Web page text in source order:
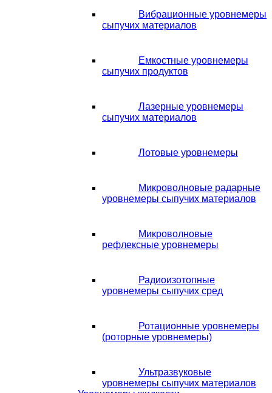
Вибрационные уровнемеры
сыпучих материалов
Емкостные уровнемеры
сыпучих продуктов
Лазерные уровнемеры
сыпучих материалов
Лотовые уровнемеры
Микроволновые радарные
уровнемеры сыпучих материалов
Микроволновые
рефлексные уровнемеры
Радиоизотопные
уровнемеры сыпучих сред
Ротационные уровнемеры
(роторные уровнемеры)
Ультразвуковые
уровнемеры сыпучих материалов